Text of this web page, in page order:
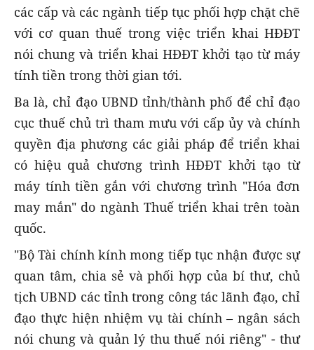
các cấp và các ngành tiếp tục phối hợp chặt chẽ
với cơ quan thuế trong việc triển khai HĐĐT
nói chung và triển khai HĐĐT khởi tạo từ máy
tính tiền trong thời gian tới.
Ba là, chỉ đạo UBND tỉnh/thành phố để chỉ đạo
cục thuế chủ trì tham mưu với cấp ủy và chính
quyền địa phương các giải pháp để triển khai
có hiệu quả chương trình HĐĐT khởi tạo từ
máy tính tiền gắn với chương trình "Hóa đơn
may mắn" do ngành Thuế triển khai trên toàn
quốc.
"Bộ Tài chính kính mong tiếp tục nhận được sự
quan tâm, chia sẻ và phối hợp của bí thư, chủ
tịch UBND các tỉnh trong công tác lãnh đạo, chỉ
đạo thực hiện nhiệm vụ tài chính – ngân sách
nói chung và quản lý thu thuế nói riêng" - thư